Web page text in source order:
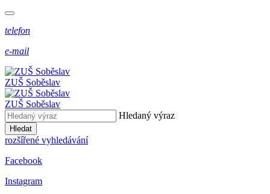
telefon
e-mail
ZUŠ Soběslav
ZUŠ Soběslav
Hledaný výraz
Hledat
rozšířené vyhledávání
Facebook
Instagram